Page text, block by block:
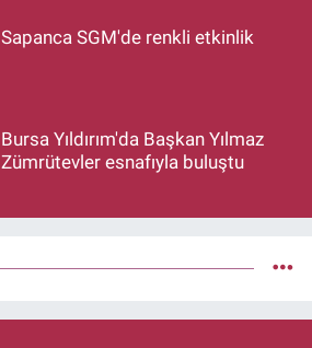
Sapanca SGM'de renkli etkinlik
Bursa Yıldırım'da Başkan Yılmaz
Zümrütevler esnafıyla buluştu